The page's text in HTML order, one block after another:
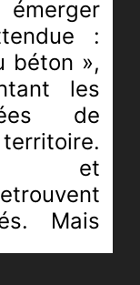
:
béton »,
les
de
et
Mais
la